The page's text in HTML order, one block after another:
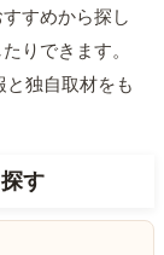
すめから探し
りできます。
独自取材をも
す